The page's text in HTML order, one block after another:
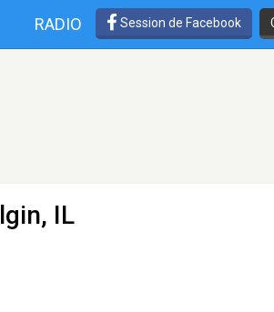
RADIO Session de Facebook
IL